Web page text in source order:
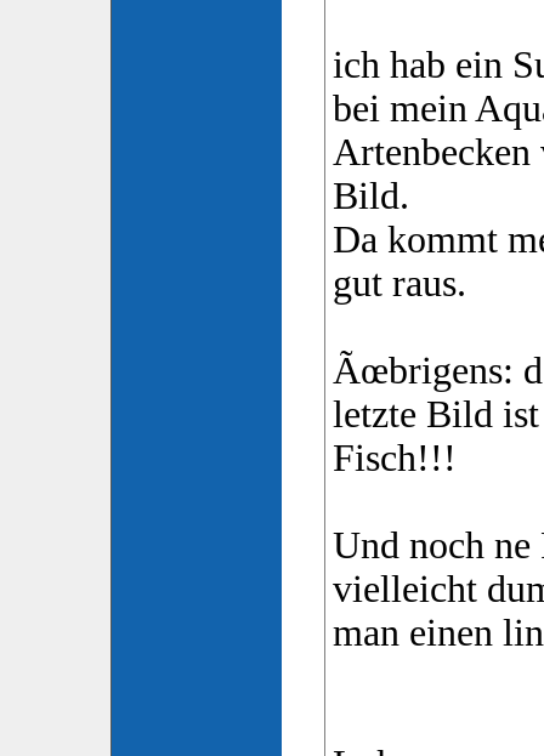
ich hab ein
bei mein
Artenbecken
Bild.
Da kommt
gut raus.
Ãœbrigens:
letzte Bild ist
Fisch!!!
Und noch
vielleicht
man einen